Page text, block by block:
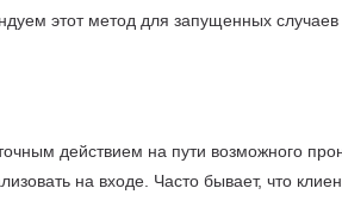
этот метод для запущенных случаев
действием на пути возможного
на входе. Часто бывает, что